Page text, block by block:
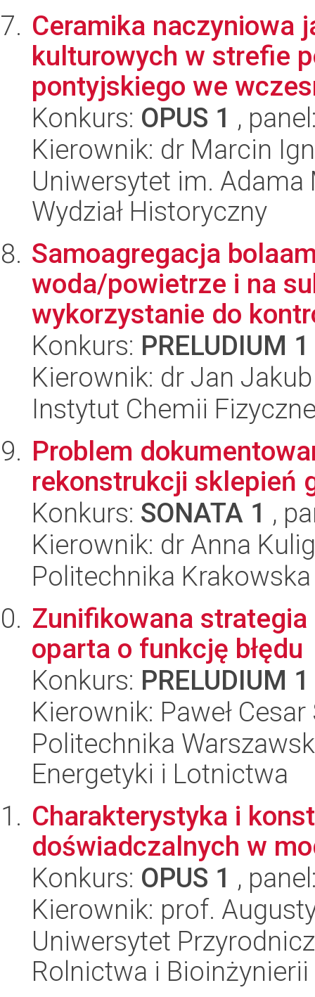
Ceramika naczyniowa
kulturowych w strefie
pontyjskiego we
Konkurs: OPUS 1 ,
Kierownik: dr Marcin
Uniwersytet im.
Wydział Historyczny
Samoagregacja
woda/powietrze i na
wykorzystanie do
Konkurs: PRELUDIUM 1
Kierownik: dr Jan
Instytut Chemii
Problem
rekonstrukcji sklepień
Konkurs: SONATA 1 ,
Kierownik: dr Anna Kulig
Politechnika
Zunifikowana
oparta o funkcję błędu
Konkurs: PRELUDIUM 1
Kierownik: Paweł
Politechnika
Energetyki i Lotnictwa
Charakterystyka i
doświadczalnych w
Konkurs: OPUS 1 ,
Kierownik: prof.
Uniwersytet
Rolnictwa i Bioinżynierii